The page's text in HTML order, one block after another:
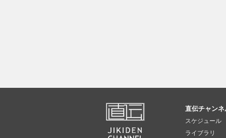
直伝チャン
スケジュール
ライブラリ